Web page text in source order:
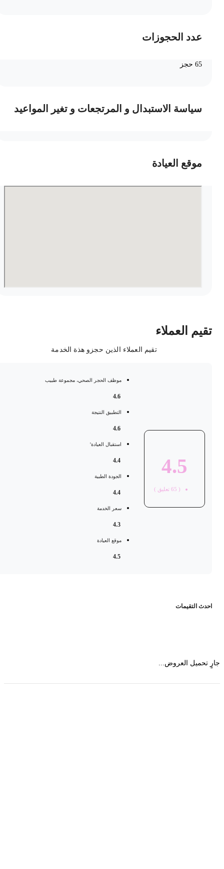
عدد الحجوزات
سياسة الاستبدال و المرتجعات و تغير المواعيد
موقع العيادة
العملاء
تقيم العملاء الذين حجزو هذة الخدمة
4.5
65 تعليق )
موظف الحجر الصحي، مجموعة طبيب
التطبيق النتيجة
استقبال العيادة'
الجودة الطبية
سعر الخدمة
موقع العيادة
التقيمات
تحميل العروض...